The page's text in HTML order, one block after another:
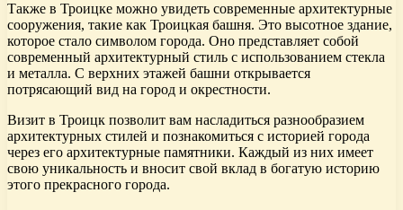
Также в Троицке можно увидеть современные архитектурные
сооружения, такие как Троицкая башня. Это высотное здание,
которое стало символом города. Оно представляет собой
современный архитектурный стиль с использованием стекла
и металла. С верхних этажей башни открывается
потрясающий вид на город и окрестности.
Визит в Троицк позволит вам насладиться разнообразием
архитектурных стилей и познакомиться с историей города
через его архитектурные памятники. Каждый из них имеет
свою уникальность и вносит свой вклад в богатую историю
этого прекрасного города.